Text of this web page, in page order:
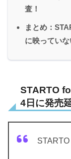
査！
まとめ：
に映っていな
STARTO
4日に発売